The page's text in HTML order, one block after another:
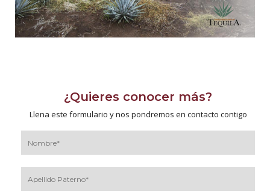
¿Quieres conocer más?
Llena este formulario y nos pondremos en contacto contigo